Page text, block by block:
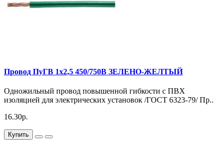
Провод ПуГВ 1х2,5 450/750В ЗЕЛЕНО-ЖЕЛТЫЙ
Одножильный провод повышенной гибкости с ПВХ
изоляцией для электрических установок /ГОСТ 6323-79/ Пр..
16.30р.
Купить